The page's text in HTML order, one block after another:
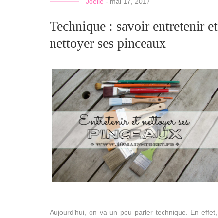
Technique : savoir entretenir et
nettoyer ses pinceaux
Aujourd’hui, on va un peu parler technique. En